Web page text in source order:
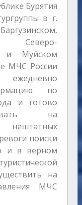
Бурятия
в г.
Северо-
и Муйском
МЧС России
ежедневно
по
и готово
на
поиски
и в верном
на
МЧС